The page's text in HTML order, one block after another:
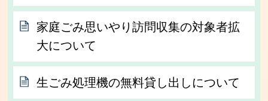
家庭ごみ思いやり訪問収集の対象者拡
大について
生ごみ処理機の無料貸し出しについて